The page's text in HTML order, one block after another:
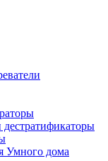
Умного дома